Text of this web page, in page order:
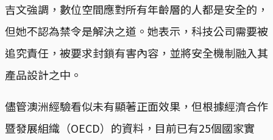
吉文強調，數位空間應對所有年齡層的人都是安全的，
但她不認為禁令是解決之道。她表示，科技公司需要被
追究責任，被要求封鎖有害內容，並將安全機制融入其
產品設計之中。
儘管澳洲經驗看似未有顯著正面效果，但根據經濟合作
暨發展組織（OECD）的資料，目前已有25個國家實